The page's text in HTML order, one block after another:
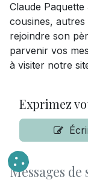
Claude
cousines, autres
rejoindre son
parvenir vos
à visiter notre
Exprimez
Messages